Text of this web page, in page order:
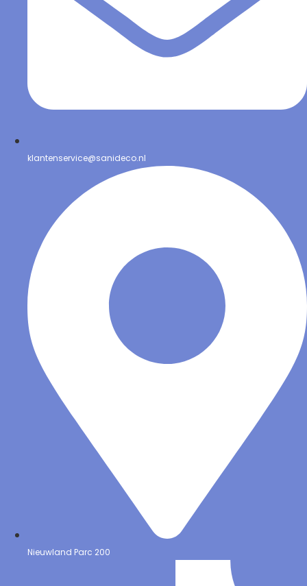
klantenservice@sanideco.nl
Nieuwland Parc 200